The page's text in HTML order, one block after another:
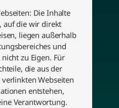
Die Inhalte
auf die wir direkt
liegen außerhalb
und
zu Eigen. Für
die aus der
Webseiten
entstehen,
Verantwortung.